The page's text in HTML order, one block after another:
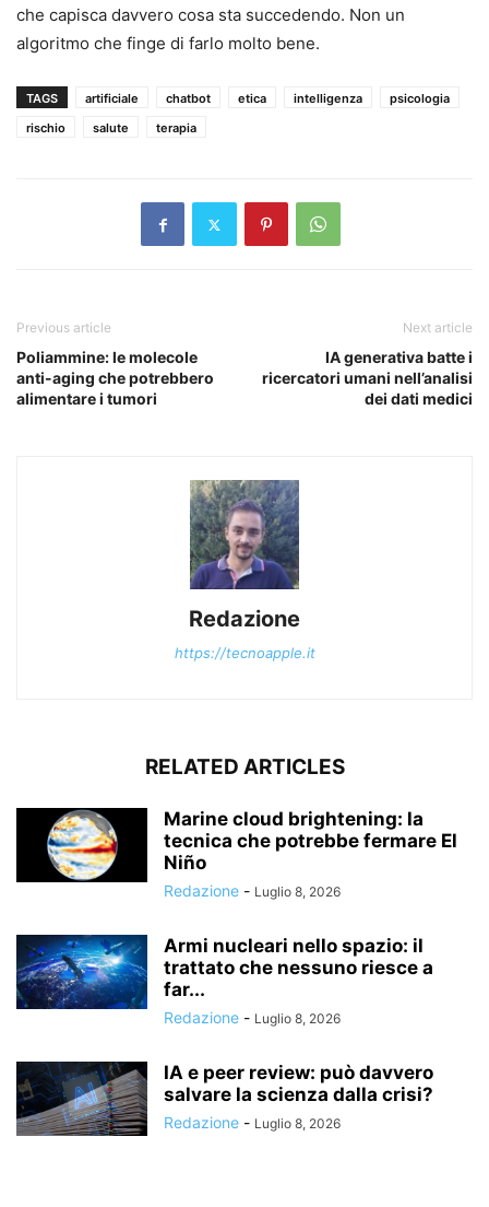
che capisca davvero cosa sta succedendo. Non un
algoritmo che finge di farlo molto bene.
TAGS artificiale chatbot etica intelligenza
psicologia
rischio
salute terapia
Previous article
Poliammine: le molecole
anti-aging che potrebbero
alimentare i tumori
Next article
IA generativa batte i
ricercatori umani nell’analisi
dei dati medici
Redazione
https://tecnoapple.it
RELATED ARTICLES
Marine cloud brightening: la
tecnica che potrebbe fermare El
Niño
Redazione - Luglio 8, 2026
Armi nucleari nello spazio: il
trattato che nessuno riesce a
far...
Redazione - Luglio 8, 2026
IA e peer review: può davvero
salvare la scienza dalla crisi?
Redazione - Luglio 8, 2026